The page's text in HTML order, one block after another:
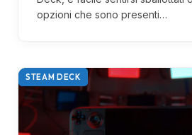
opzioni che sono presenti…
STEAM DECK